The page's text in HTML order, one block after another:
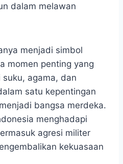
dalam melawan
menjadi simbol
momen penting yang
agama, dan
satu kepentingan
bangsa merdeka.
menghadapi
agresi militer
kekuasaan